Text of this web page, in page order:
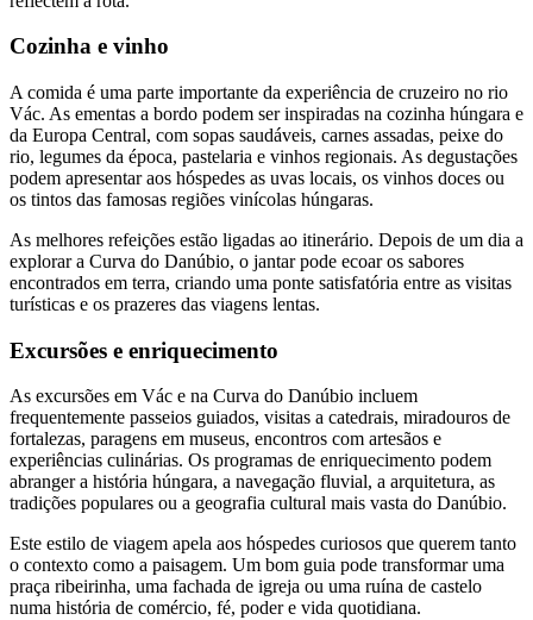
Cozinha e vinho
A comida é uma parte importante da experiência de cruzeiro no rio
Vác. As ementas a bordo podem ser inspiradas na cozinha húngara e
da Europa Central, com sopas saudáveis, carnes assadas, peixe do
rio, legumes da época, pastelaria e vinhos regionais. As degustações
podem apresentar aos hóspedes as uvas locais, os vinhos doces ou
os tintos das famosas regiões vinícolas húngaras.
As melhores refeições estão ligadas ao itinerário. Depois de um dia a
explorar a Curva do Danúbio, o jantar pode ecoar os sabores
encontrados em terra, criando uma ponte satisfatória entre as visitas
turísticas e os prazeres das viagens lentas.
Excursões e enriquecimento
As excursões em Vác e na Curva do Danúbio incluem
frequentemente passeios guiados, visitas a catedrais, miradouros de
fortalezas, paragens em museus, encontros com artesãos e
experiências culinárias. Os programas de enriquecimento podem
abranger a história húngara, a navegação fluvial, a arquitetura, as
tradições populares ou a geografia cultural mais vasta do Danúbio.
Este estilo de viagem apela aos hóspedes curiosos que querem tanto
o contexto como a paisagem. Um bom guia pode transformar uma
praça ribeirinha, uma fachada de igreja ou uma ruína de castelo
numa história de comércio, fé, poder e vida quotidiana.